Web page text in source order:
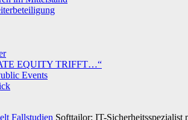
EQUITY TRIFFT…“
Events
Fallstudien Softtailor: IT-Sicherheitsspezialist